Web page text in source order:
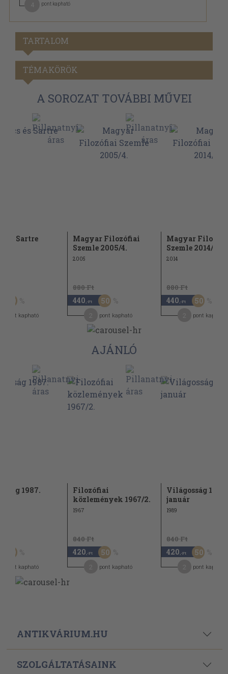
pont kapható
TARTALOM
TÉMAKÖRÖK
A SOROZAT TOVÁBBI MŰVEI
és Sartre
50
pont kapható
Magyar Filozófiai
Szemle 2005/4.
2005
880 Ft
440 ,-Ft 50
pont kapható
Magyar
Szemle 2014/3.
2014
880 Ft
440 ,-Ft 50
pont kapható
AJÁNLÓ
1987.
50
pont kapható
Filozófiai
közlemények 1967/2.
1967
840 Ft
420 ,-Ft 50
pont kapható
Világosság 1989.
január
1989
840 Ft
420 ,-Ft 50
pont kapható
ANTIKVÁRIUM.HU
SZOLGÁLTATÁSAINK